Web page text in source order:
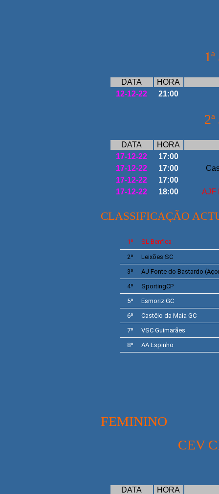
1
DATA
HORA
12-12-22
21:00
DATA
HORA
17-12-22
17:00
17-12-22
17:00
17-12-22
17:00
17-12-22
18:00 AJF
CLASSIFICAÇÃO
1º SL Benfica
2º Leixões SC
3º
AJ Fonte do Bastardo
4º
SportingCP
5º
EsmorizGC
6º
Castêlo da Maia GC
7º
VSCGuimarães
8º
AA Espinho
FEMININO
CEV
DATA HORA